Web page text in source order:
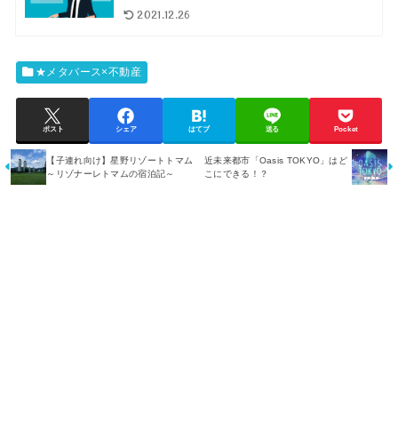
2021.12.26
★メタバース×不動産
ポスト シェア はてブ 送る Pocket
【子連れ向け】星野リゾートトマム
～リゾナーレトマムの宿泊記～
近未来都市「Oasis TOKYO」はど
こにできる！？